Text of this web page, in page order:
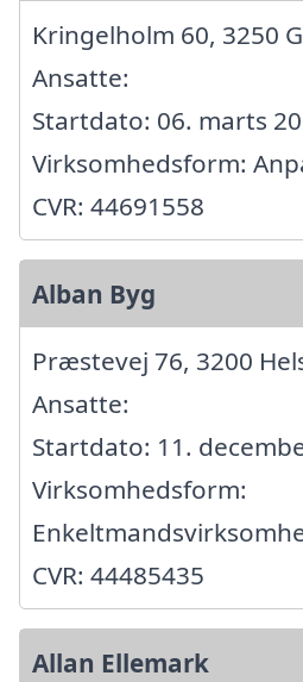
Kringelholm 60, 3250
Ansatte:
Startdato: 06. marts
Virksomhedsform:
CVR: 44691558
Alban Byg
Præstevej 76, 3200
Ansatte:
Startdato: 11.
Virksomhedsform:
CVR: 44485435
Allan Ellemark